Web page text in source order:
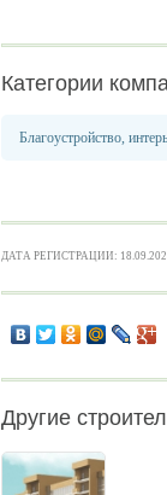
Категории
Благоустройство,
ДАТА РЕГИСТРАЦИИ:
Другие